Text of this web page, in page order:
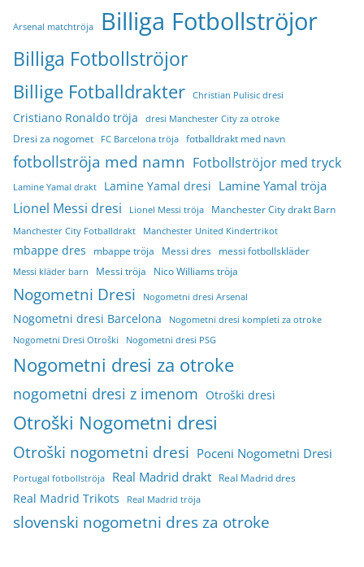
Arsenal matchtröja Billiga Fotbollströjor
Billiga Fotbollströjor
Billige Fotballdrakter Christian Pulisic dresi
Cristiano Ronaldo tröja dresi Manchester City za otroke
Dresi za nogomet FC Barcelona tröja fotballdrakt med navn
fotbollströja med namn Fotbollströjor med tryck
Lamine Yamal drakt Lamine Yamal dresi Lamine Yamal tröja
Lionel Messi dresi Lionel Messi tröja Manchester City drakt Barn
Manchester City Fotballdrakt Manchester United Kindertrikot
mbappe dres mbappe tröja Messi dres messi fotbollskläder
Messi kläder barn Messi tröja Nico Williams tröja
Nogometni Dresi Nogometni dresi Arsenal
Nogometni dresi Barcelona
Nogometni dresi kompleti za otroke
Nogometni Dresi Otroški
Nogometni dresi PSG
Nogometni dresi za otroke
nogometni dresi z imenom Otroški dresi
Otroški Nogometni dresi
Otroški nogometni dresi Poceni Nogometni Dresi
Portugal fotbollströja Real Madrid drakt Real Madrid dres
Real Madrid Trikots Real Madrid tröja
slovenski nogometni dres za otroke